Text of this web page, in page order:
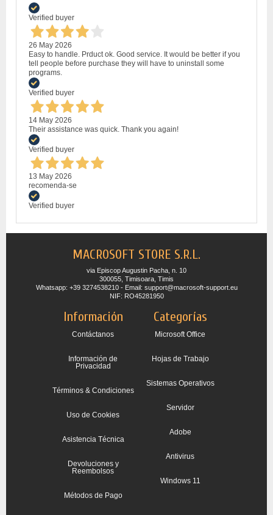
Verified buyer
26 May 2026
Easy to handle. Prduct ok. Good service. It would be better if you
tell people before purchase they will have to uninstall some
programs.
Verified buyer
14 May 2026
Their assistance was quick. Thank you again!
Verified buyer
13 May 2026
recomenda-se
Verified buyer
MACROSOFT STORE S.R.L.
via Episcop Augustin Pacha, n. 10
300055, Timisoara, Timis
Whatsapp: +39 3274538210 - Email: support@macrosoft-support.eu
NIF: RO45281950
Información
Contáctanos
Información de
Privacidad
Términos & Condiciones
Uso de Cookies
Asistencia Técnica
Devoluciones y
Reembolsos
Métodos de Pago
Categorías
Microsoft Office
Hojas de Trabajo
Sistemas Operativos
Servidor
Adobe
Antivirus
Windows 11